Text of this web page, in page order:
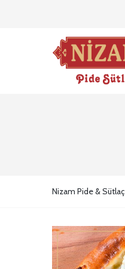
Nizam Pide & Sütlaç